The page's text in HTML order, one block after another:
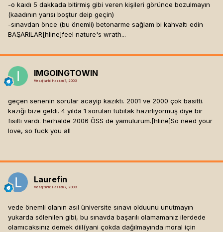
-o kaıdı 5 dakkada bitirmiş gibi veren kişileri görünce bozulmayın
(kaadının yarısı boştur deip geçin)
-sınavdan önce (bu önemli) betonarme sağlam bi kahvaltı edin
BAŞARILAR[hline]feel nature's wrath...
IMGOINGTOWIN
Mesaj tarihi: Haziran 7, 2003
geçen senenin sorular acayip kazıktı. 2001 ve 2000 çok basitti.
kazığı bize geldi. 4 yılda 1 soruları tübitak hazırlıyormuş diye bir
fısıltı vardı. herhalde 2006 ÖSS de yamulurum.[hline]So need your
love, so fuck you all
Laurefin
Mesaj tarihi: Haziran 7, 2003
vede önemli olanın asıl üniversite sınavı olduunu unutmayın
yukarda sölenilen gibi, bu sınavda başarılı olamamanız ilerdede
olamıcaksınız demek diil(yani çokda dağılmayında moral için